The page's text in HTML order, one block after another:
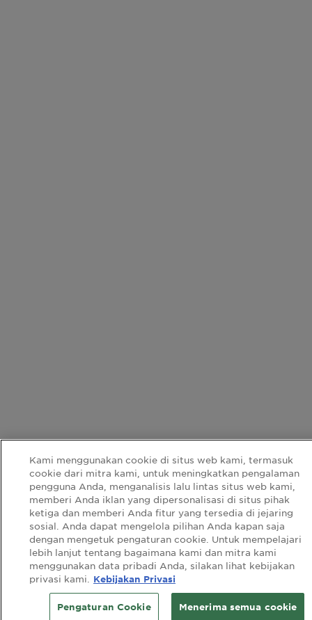
Kami menggunakan cookie di situs web kami, termasuk
cookie dari mitra kami, untuk meningkatkan pengalaman
pengguna Anda, menganalisis lalu lintas situs web kami,
memberi Anda iklan yang dipersonalisasi di situs pihak
ketiga dan memberi Anda fitur yang tersedia di jejaring
sosial. Anda dapat mengelola pilihan Anda kapan saja
dengan mengetuk pengaturan cookie. Untuk mempelajari
lebih lanjut tentang bagaimana kami dan mitra kami
menggunakan data pribadi Anda, silakan lihat kebijakan
privasi kami.
Kebijakan Privasi
Pengaturan Cookie Menerima semua cookie